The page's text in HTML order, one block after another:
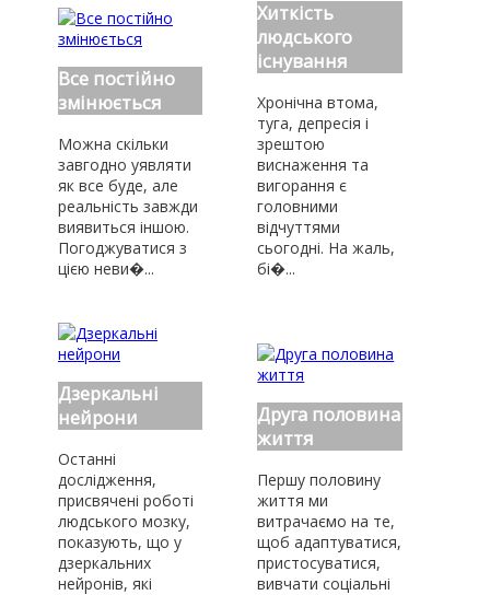
Все постійно
змінюється
Можна скільки
завгодно уявляти
як все буде, але
реальність завжди
виявиться іншою.
Погоджуватися з
цією неви�...
Хиткість
людського
існування
Хронічна втома,
туга, депресія і
зрештою
виснаження та
вигорання є
головними
відчуттями
сьогодні. На жаль,
бі�...
Дзеркальні
нейрони
Останні
дослідження,
присвячені роботі
людського мозку,
показують, що у
дзеркальних
нейронів, які
Друга половина
життя
Першу половину
життя ми
витрачаємо на те,
щоб адаптуватися,
пристосуватися,
вивчати соціальні